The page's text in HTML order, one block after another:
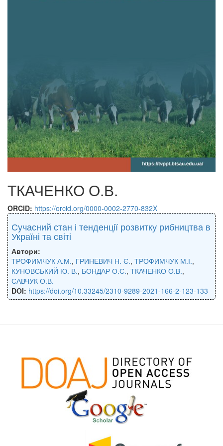
ТКАЧЕНКО О.В.
ORCID: https://orcid.org/0000-0002-2770-832X
Сучасний стан і тенденції розвитку рибництва в
Україні та світі
Автори:
ТРОФИМЧУК А.М., ГРИНЕВИЧ Н. Є., ТРОФИМЧУК М.І.,
КУНОВСЬКИЙ Ю. В., БОНДАР О.С., ТКАЧЕНКО О.В.,
САВЧУК О.В.
DOI: https://doi.org/10.33245/2310-9289-2021-166-2-123-133